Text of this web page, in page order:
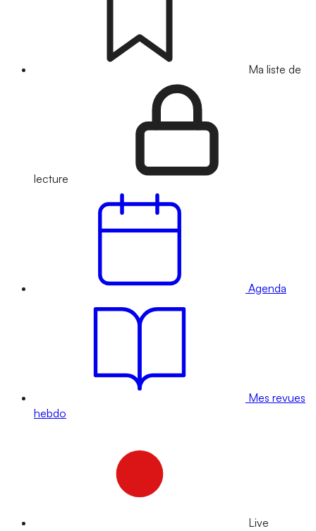
Ma liste de
lecture
Agenda
Mes revues
hebdo
Live